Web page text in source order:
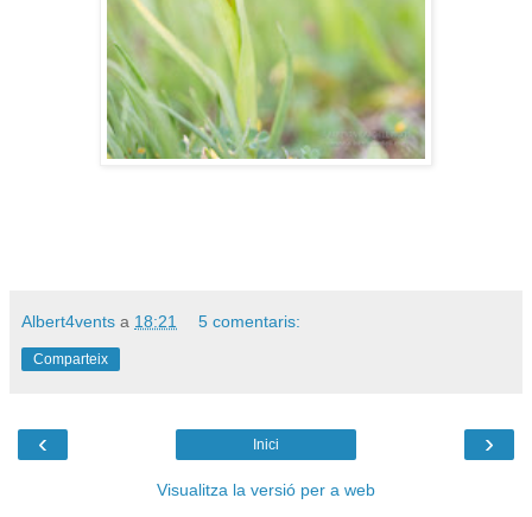
Albert4vents a 18:21 5 comentaris:
Comparteix
‹ ›
Inici
Visualitza la versió per a web